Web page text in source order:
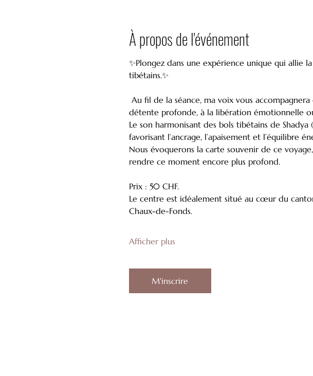
À propos de l'événement
✨Plongez dans une expérience unique qui allie
tibétains.✨
détente profonde, à la libération émotionnelle
Le son harmonisant des bols tibétains de
favorisant l’ancrage, l’apaisement et l’équilibre
Nous évoquerons la carte souvenir de ce
rendre ce moment encore plus profond.
Prix : 50 CHF.
Le centre est idéalement situé au cœur du
Chaux-de-Fonds.
Afficher plus
M'inscrire